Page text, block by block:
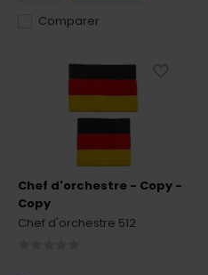
Comparer
Chef d'orchestre - Copy -
Copy
Chef d'orchestre 512